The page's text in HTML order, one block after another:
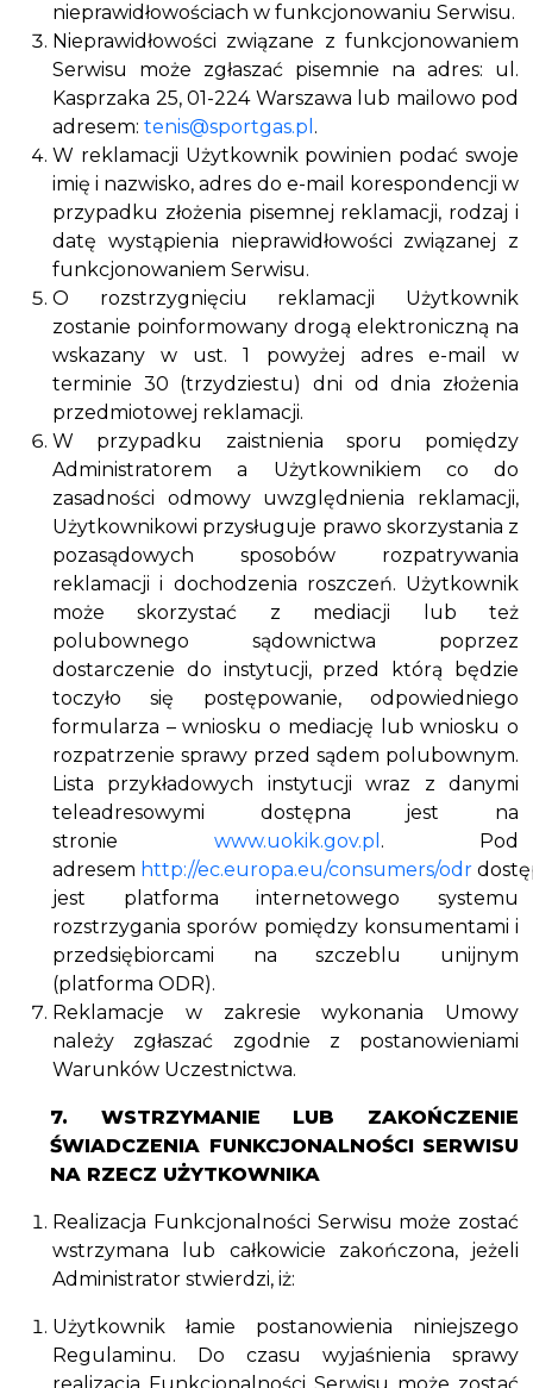
nieprawidłowościach w funkcjonowaniu Serwisu.
Nieprawidłowości związane z funkcjonowaniem
Serwisu może zgłaszać pisemnie na adres: ul.
Kasprzaka 25, 01-224 Warszawa lub mailowo pod
adresem: tenis@sportgas.pl .
W reklamacji Użytkownik powinien podać swoje
imię i nazwisko, adres do e-mail korespondencji w
przypadku złożenia pisemnej reklamacji, rodzaj i
datę wystąpienia nieprawidłowości związanej z
funkcjonowaniem Serwisu.
O rozstrzygnięciu reklamacji Użytkownik
zostanie poinformowany drogą elektroniczną na
wskazany w ust. 1 powyżej adres e-mail w
terminie 30 (trzydziestu) dni od dnia złożenia
przedmiotowej reklamacji.
W przypadku zaistnienia sporu pomiędzy
Administratorem a Użytkownikiem co do
zasadności odmowy uwzględnienia reklamacji,
Użytkownikowi przysługuje prawo skorzystania z
pozasądowych sposobów rozpatrywania
reklamacji i dochodzenia roszczeń. Użytkownik
może skorzystać z mediacji lub też
polubownego sądownictwa poprzez
dostarczenie do instytucji, przed którą będzie
toczyło się postępowanie, odpowiedniego
formularza – wniosku o mediację lub wniosku o
rozpatrzenie sprawy przed sądem polubownym.
Lista przykładowych instytucji wraz z danymi
teleadresowymi dostępna jest na
stronie www.uokik.gov.pl . Pod
adresem http://ec.europa.eu/consumers/odr
jest platforma internetowego systemu
rozstrzygania sporów pomiędzy konsumentami i
przedsiębiorcami na szczeblu unijnym
(platforma ODR).
Reklamacje w zakresie wykonania Umowy
należy zgłaszać zgodnie z postanowieniami
Warunków Uczestnictwa.
7. WSTRZYMANIE LUB ZAKOŃCZENIE
ŚWIADCZENIA FUNKCJONALNOŚCI SERWISU
NA RZECZ UŻYTKOWNIKA
Realizacja Funkcjonalności Serwisu może zostać
wstrzymana lub całkowicie zakończona, jeżeli
Administrator stwierdzi, iż:
Użytkownik łamie postanowienia niniejszego
Regulaminu. Do czasu wyjaśnienia sprawy